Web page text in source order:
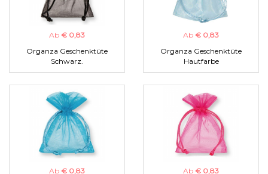
Ab € 0,83
Organza Geschenktüte
Schwarz.
Ab € 0,83
Organza Geschenktüte
Hautfarbe
Ab € 0,83 Ab € 0,83